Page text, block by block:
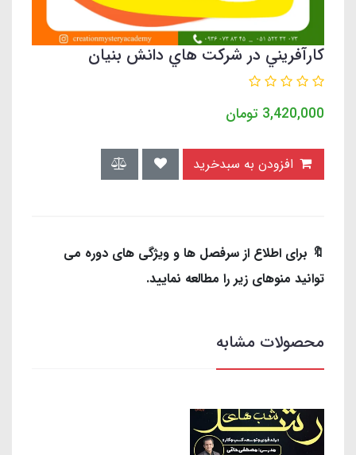
كارآفريني در شركت هاي دانش بنيان
3,420,000 تومان
🔖 برای اطلاع از سرفصل ها و ویژگی های دوره می
توانید منوهای زیر را مطالعه نمایید.
محصولات مشابه